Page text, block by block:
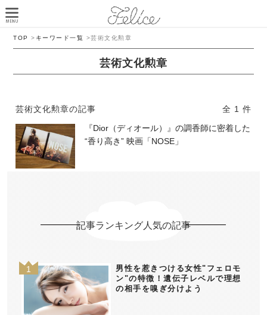
TOP > キーワード一覧 >芸術文化勲章
芸術文化勲章
芸術文化勲章の記事
全 1 件
『Dior（ディオール）』の調香師に密着した
“香り高き” 映画「NOSE」
記事ランキング人気の記事
男性を惹きつける女性"フェロモ
ン"の特徴！遺伝子レベルで理想
の相手を嗅ぎ分けよう